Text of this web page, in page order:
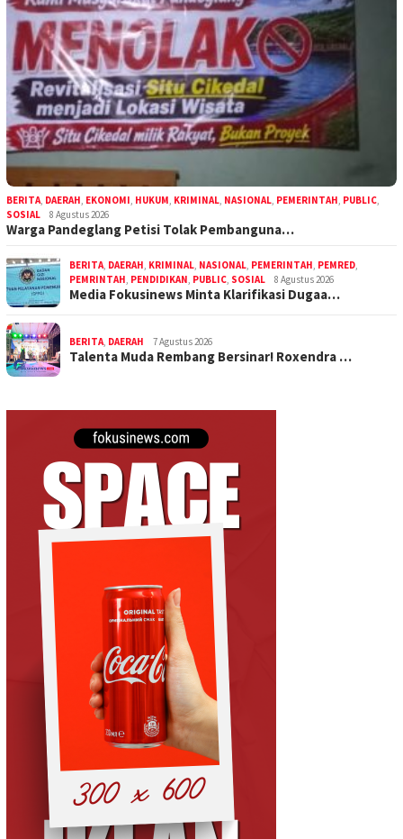
BERITA DAERAH EKONOMI HUKUM KRIMINAL NASIONAL PEMERINTAH PUBLIC
SOSIAL
8 Agustus 2026
Warga Pandeglang Petisi Tolak Pembanguna…
BERITA DAERAH KRIMINAL NASIONAL PEMERINTAH PEMRED
PEMRINTAH PENDIDIKAN PUBLIC SOSIAL 8 Agustus 2026
Media Fokusinews Minta Klarifikasi Dugaa…
BERITA DAERAH 7 Agustus 2026
Talenta Muda Rembang Bersinar! Roxendra …